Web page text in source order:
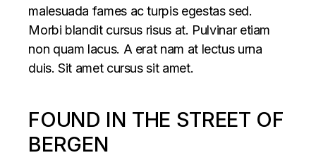
malesuada fames ac turpis egestas sed.
Morbi blandit cursus risus at. Pulvinar etiam
non quam lacus. A erat nam at lectus urna
duis. Sit amet cursus sit amet.
FOUND IN THE STREET OF
BERGEN